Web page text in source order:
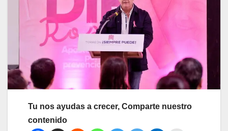
Tu nos ayudas a crecer, Comparte nuestro
contenido